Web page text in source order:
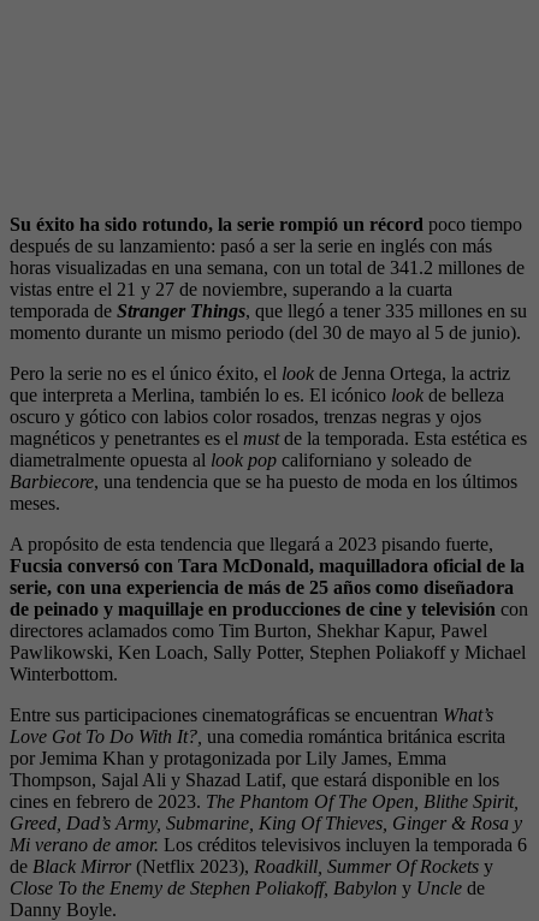
Su éxito ha sido rotundo, la serie rompió un récord poco tiempo
después de su lanzamiento: pasó a ser la serie en inglés con más
horas visualizadas en una semana, con un total de 341.2 millones de
vistas entre el 21 y 27 de noviembre, superando a la cuarta
temporada de Stranger Things, que llegó a tener 335 millones en su
momento durante un mismo periodo (del 30 de mayo al 5 de junio).
Pero la serie no es el único éxito, el look de Jenna Ortega, la actriz
que interpreta a Merlina, también lo es. El icónico look de belleza
oscuro y gótico con labios color rosados, trenzas negras y ojos
magnéticos y penetrantes es el mustde la temporada. Esta estética es
diametralmente opuesta al look pop californiano y soleado de
Barbiecore, una tendencia que se ha puesto de moda en los últimos
meses.
A propósito de esta tendencia que llegará a 2023 pisando fuerte,
Fucsia conversó con Tara McDonald, maquilladora oficial de la
serie, con una experiencia de más de 25 años como diseñadora
de peinado y maquillaje en producciones de cine y televisión con
directores aclamados como Tim Burton, Shekhar Kapur, Pawel
Pawlikowski, Ken Loach, Sally Potter, Stephen Poliakoff y Michael
Winterbottom.
Entre sus participaciones cinematográficas se encuentran What’s
Love Got To Do With It?, una comedia romántica británica escrita
por Jemima Khan y protagonizada por Lily James, Emma
Thompson, Sajal Ali y Shazad Latif, que estará disponible en los
cines en febrero de 2023. The Phantom Of The Open, Blithe Spirit,
Greed, Dad’s Army, Submarine, King Of Thieves, Ginger & Rosa y
Mi verano de amor. Los créditos televisivos incluyen la temporada 6
de Black Mirror (Netflix 2023), Roadkill, Summer Of Rockets y
Close To the Enemy de Stephen Poliakoff, Babylon y Uncle de
Danny Boyle.